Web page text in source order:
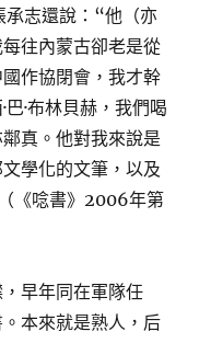
承志還說：“他（亦
往內蒙古卻老是從
作協閉會，我才幹
·布林貝赫，我們喝
真。他對我來說是
學化的文筆，以及
《唸書》2006年第
早年同在軍隊任
本來就是熟人，后